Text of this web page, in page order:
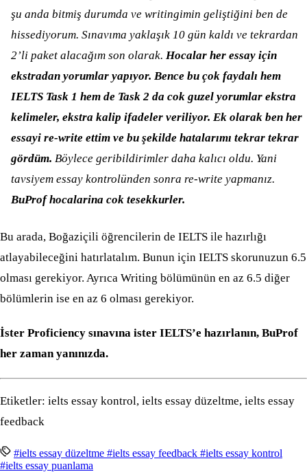
şu anda bitmiş durumda ve writingimin geliştiğini ben de
hissediyorum. Sınavıma yaklaşık 10 gün kaldı ve tekrardan
2’li paket alacağım son olarak. Hocalar her essay için
ekstradan yorumlar yapıyor. Bence bu çok faydalı hem
IELTS Task 1 hem de Task 2 da cok guzel yorumlar ekstra
kelimeler, ekstra kalip ifadeler veriliyor. Ek olarak ben her
essayi re-write ettim ve bu şekilde hatalarımı tekrar tekrar
gördüm. Böylece geribildirimler daha kalıcı oldu. Yani
tavsiyem essay kontrolünden sonra re-write yapmanız.
BuProf hocalarina cok tesekkurler.
Bu arada, Boğaziçili öğrencilerin de IELTS ile hazırlığı
atlayabileceğini hatırlatalım. Bunun için IELTS skorunuzun 6.5
olması gerekiyor. Ayrıca Writing bölümünün en az 6.5 diğer
bölümlerin ise en az 6 olması gerekiyor.
İster Proficiency sınavına ister IELTS’e hazırlanın, BuProf
her zaman yanınızda.
Etiketler: ielts essay kontrol, ielts essay düzeltme, ielts essay
feedback
#ielts essay düzeltme #ielts essay feedback #ielts essay kontrol
#ielts essay puanlama